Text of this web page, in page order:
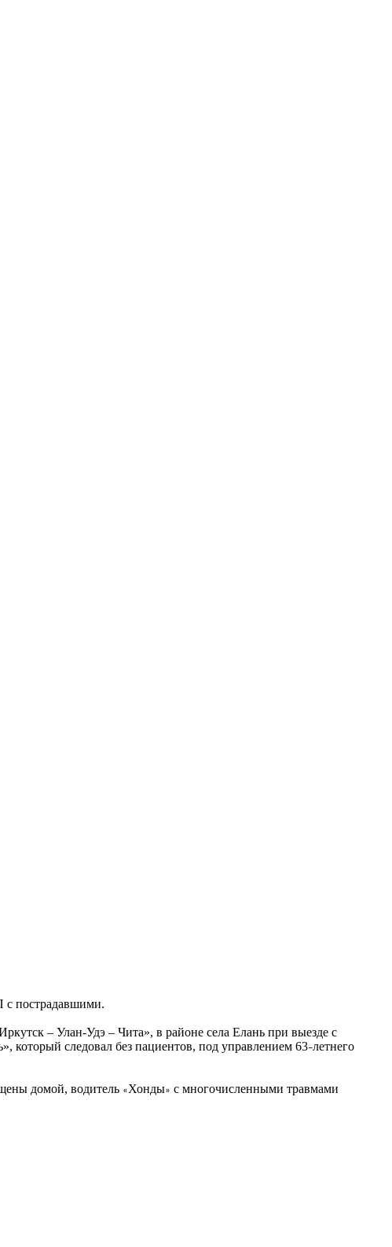
с пострадавшими.
– Улан-Удэ – Чита», в районе села Елань при выезде с
который следовал без пациентов, под управлением 63–летнего
домой, водитель «Хонды» с многочисленными травмами